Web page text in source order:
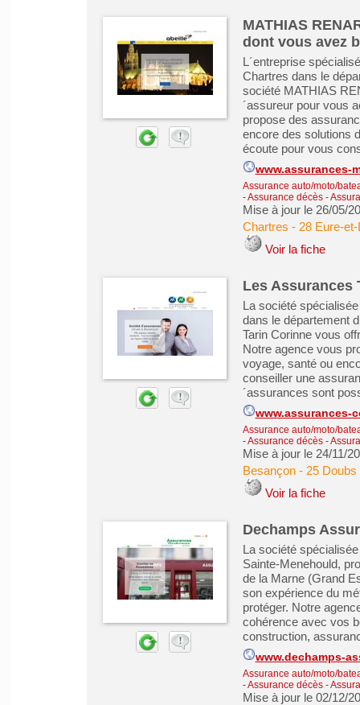
MATHIAS
dont vous avez
L´entreprise
Chartres dans le
société MATHIAS
´assureur pour vous
propose des
encore des solutions
écoute pour vous
www.assurances-
Assurance auto/moto/
- Assurance décès-
Mise à jour le 26/05/
Chartres - 28 Eure-et-
Voir la fiche
Les Assurances
La société
dans le département
Tarin Corinne vous
Notre agence vous
voyage, santé ou
conseiller une
´assurances sont
www.assurances-
Assurance auto/moto/
- Assurance décès-
Mise à jour le 24/11/
Besançon- 25 Doubs
Voir la fiche
Dechamps
La société
Sainte-Menehould,
de la Marne (Grand
son expérience du
protéger. Notre
cohérence avec vos
construction,
www.dechamps-
Assurance auto/moto/
- Assurance décès-
Mise à jour le 02/12/